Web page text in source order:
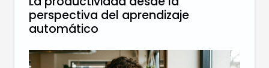
perspectiva del aprendizaje
automático